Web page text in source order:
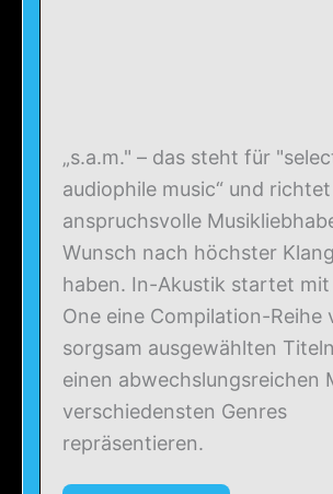
„s.a.m." – das steht für
audiophile music“ und
anspruchsvolle
Wunsch nach höchster
haben. In-Akustik startet mit
One eine Compilation-Reihe
sorgsam ausgewählten
einen abwechslungsreichen
verschiedensten Genres
repräsentieren.